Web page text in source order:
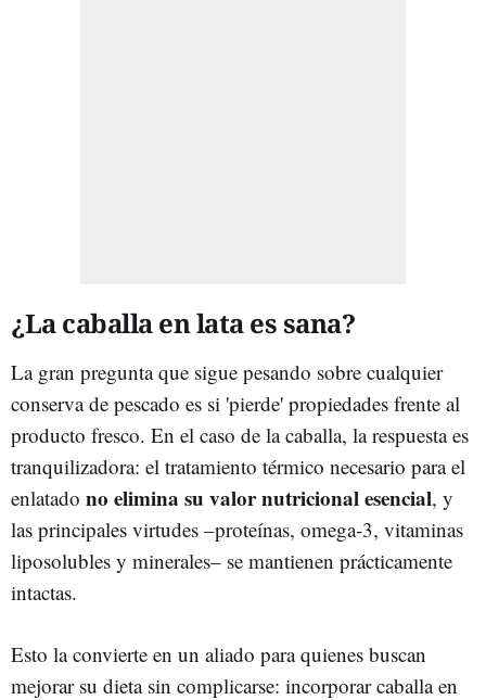
¿La caballa en lata es sana?
La gran pregunta que sigue pesando sobre cualquier
conserva de pescado es si 'pierde' propiedades frente al
producto fresco. En el caso de la caballa, la respuesta es
tranquilizadora: el tratamiento térmico necesario para el
enlatado no elimina su valor nutricional esencial, y
las principales virtudes –proteínas, omega‑3, vitaminas
liposolubles y minerales– se mantienen prácticamente
intactas.
Esto la convierte en un aliado para quienes buscan
mejorar su dieta sin complicarse: incorporar caballa en